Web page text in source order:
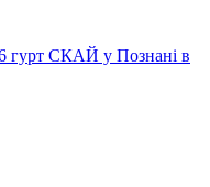
гурт СКАЙ у Познані в